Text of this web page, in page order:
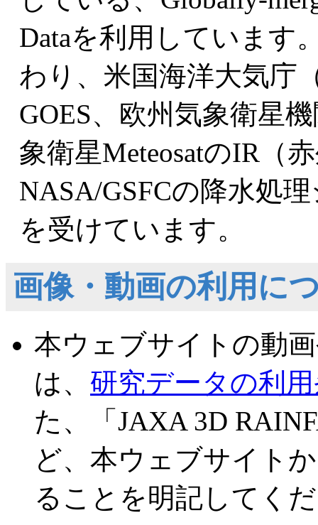
Dataを利用しています
わり、米国海洋大気庁
GOES、欧州気象衛星
象衛星MeteosatのIR（
NASA/GSFCの降水処
を受けています。
画像・動画の利用に
本ウェブサイトの動
は、 研究データの利
た、「JAXA 3D
ど、本ウェブサイト
ることを明記してく